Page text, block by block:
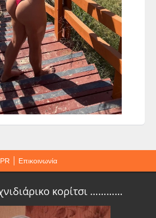
Επικοινωνία
κορίτσι …………